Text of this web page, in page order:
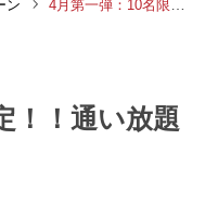
ン 4月第一弾：10名限定！！通い放題キャンペーン
！！通い放題